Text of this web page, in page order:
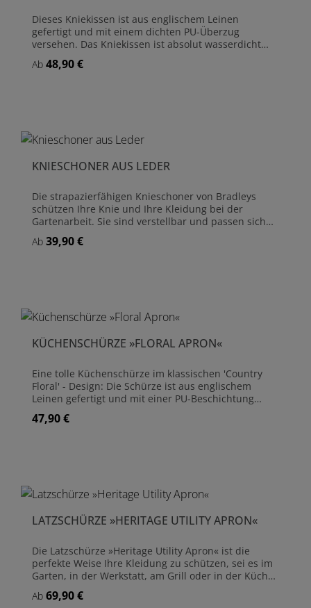
Dieses Kniekissen ist aus englischem Leinen
gefertigt und mit einem dichten PU-Überzug
versehen. Das Kniekissen ist absolut wasserdicht
und somit auch bei feuchten Bodenverhältnissen
optimal einsetzbar. Die Knieauflage ist mit Leder
Varianten, passend zu den Bradleys
Rosenhandschuhen, Schürzen und Gartenhüten.
aus Leder Größe 53 cm x 21 cm
Regulärer Preis:
Ab 48,90 €
KNIESCHONER AUS LEDER
Die strapazierfähigen Knieschoner von Bradleys
schützen Ihre Knie und Ihre Kleidung bei der
Gartenarbeit. Sie sind verstellbar und passen sich
hervorragend an. Helen Yemm, die Gartenexpertin
des renommierten 'The Telegraph', bewertete die
Regulärer Preis:
Ab 39,90 €
KÜCHENSCHÜRZE »FLORAL APRON«
Eine tolle Küchenschürze im klassischen 'Country
Floral' - Design: Die Schürze ist aus englischem
Leinen gefertigt und mit einer PU-Beschichtung
versehen. Wasserabweisend und leicht zu reinigen,
eignet sie sich perfekt alle Arbeiten in der Küche.
Regulärer Preis:
47,90 €
LATZSCHÜRZE »HERITAGE UTILITY APRON«
Die Latzschürze »Heritage Utility Apron« ist die
perfekte Weise Ihre Kleidung zu schützen, sei es im
Garten, in der Werkstatt, am Grill oder in der Küche.
Die Schürze hat zwei getrennte Taschen, ideal um
die nötigsten Dinge griffbereit zu haben. Zur
Regulärer Preis:
Ab 69,90 €